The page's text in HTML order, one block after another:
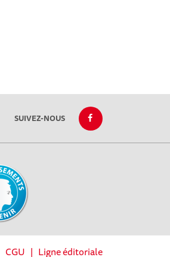
SUIVEZ-NOUS
CGU | Ligne éditoriale